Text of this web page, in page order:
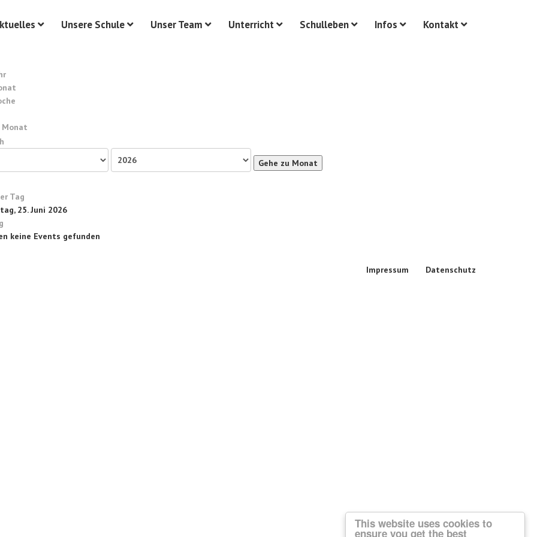
This website uses cookies to
ensure you get the best
Unsere Schule Unser Team Unterricht Schulleben Infos Kontakt
Monat
Gehe zu Monat
Tag
25. Juni 2026
keine Events gefunden
Impressum Datenschutz